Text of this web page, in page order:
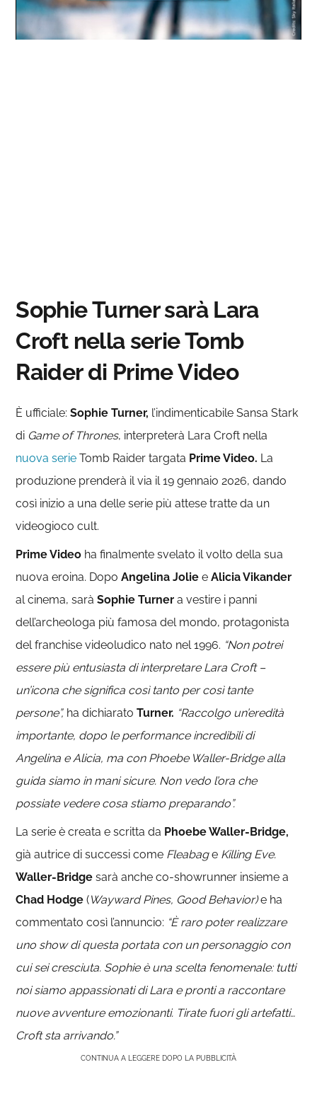
Unmute
Loaded:
0%
Sophie Turner sarà Lara
Croft nella serie Tomb
Raider di Prime Video
È ufficiale:Sophie Turner, l’indimenticabile Sansa Stark
di Game of Thrones, interpreterà Lara Croft nella
nuova serie Tomb Raider targata Prime Video. La
produzione prenderà il via il 19 gennaio 2026, dando
così inizio a una delle serie più attese tratte da un
videogioco cult.
Prime Video ha finalmente svelato il volto della sua
nuova eroina. DopoAngelina Jolie eAlicia Vikander
al cinema, saràSophie Turner a vestire i panni
dell’archeologa più famosa del mondo, protagonista
del franchise videoludico nato nel 1996. “Non potrei
essere più entusiasta di interpretare Lara Croft –
un’icona che significa così tanto per così tante
persone”, ha dichiaratoTurner. “Raccolgo un’eredità
importante, dopo le performance incredibili di
Angelina e Alicia, ma con Phoebe Waller-Bridge alla
guida siamo in mani sicure. Non vedo l’ora che
possiate vedere cosa stiamo preparando”.
La serie è creata e scritta da Phoebe Waller-Bridge,
già autrice di successi come Fleabage Killing Eve.
Waller-Bridge sarà anche co-showrunner insieme a
Chad Hodge (Wayward Pines, Good Behavior)e ha
commentato così l’annuncio: “È raro poter realizzare
uno show di questa portata con un personaggio con
cui sei cresciuta. Sophie è una scelta fenomenale: tutti
noi siamo appassionati di Lara e pronti a raccontare
nuove avventure emozionanti. Tirate fuori gli artefatti…
Croft sta arrivando.”
CONTINUA A LEGGERE DOPO LA PUBBLICITÀ